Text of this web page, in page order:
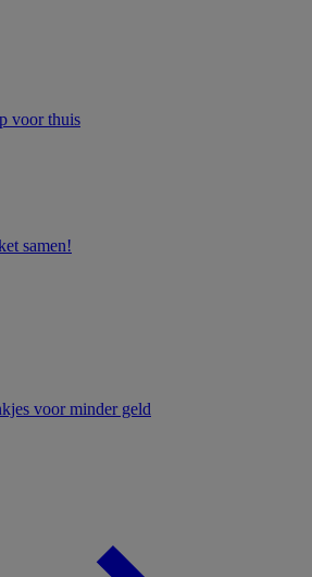
voor thuis
samen!
voor minder geld